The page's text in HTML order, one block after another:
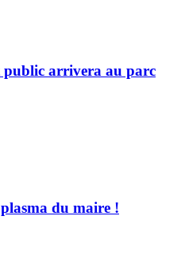
arrivera au parc
du maire !